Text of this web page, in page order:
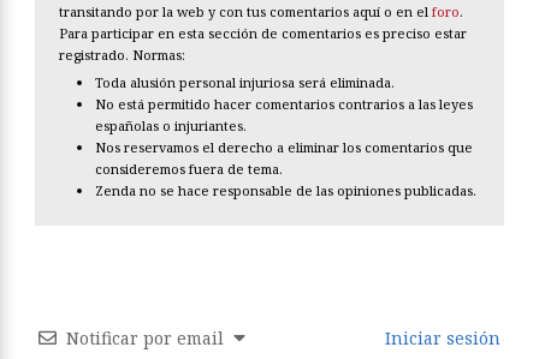
transitando por la web y con tus comentarios aquí o en el foro.
Para participar en esta sección de comentarios es preciso estar
registrado. Normas:
Toda alusión personal injuriosa será eliminada.
No está permitido hacer comentarios contrarios a las leyes
españolas o injuriantes.
Nos reservamos el derecho a eliminar los comentarios que
consideremos fuera de tema.
Zenda no se hace responsable de las opiniones publicadas.
Notificar por email Iniciar sesión